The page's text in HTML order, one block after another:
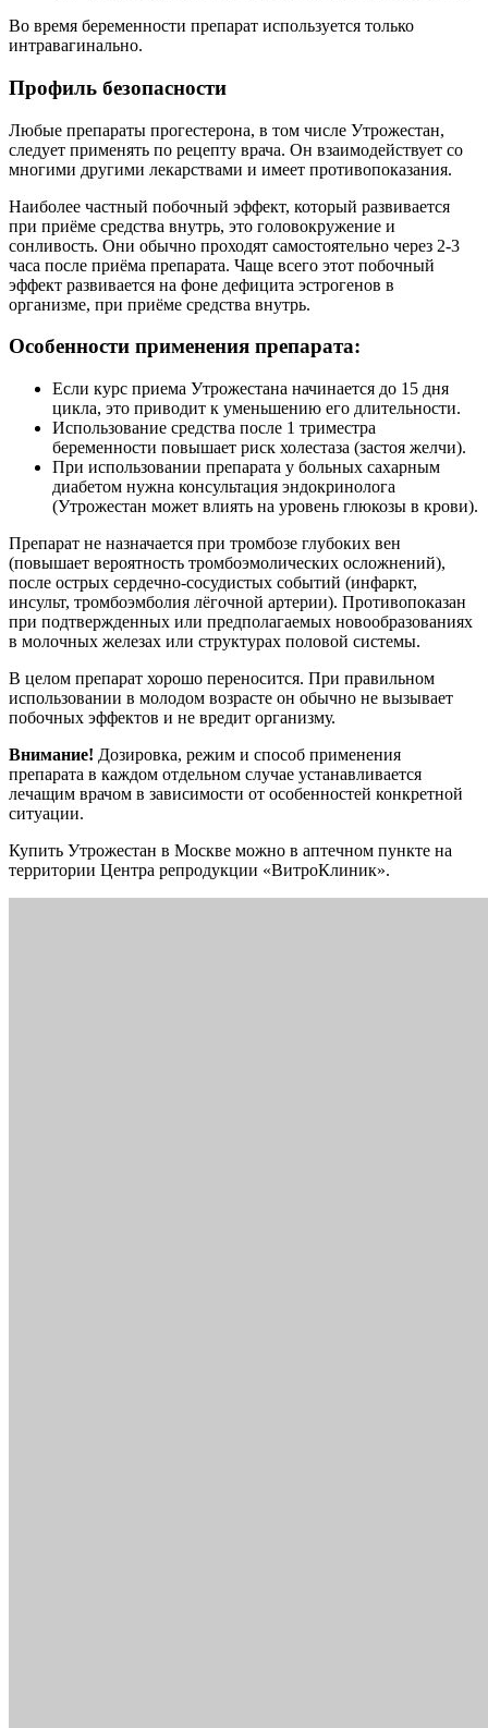
Во время беременности препарат используется только
интравагинально.
Профиль безопасности
Любые препараты прогестерона, в том числе Утрожестан,
следует применять по рецепту врача. Он взаимодействует со
многими другими лекарствами и имеет противопоказания.
Наиболее частный побочный эффект, который развивается
при приёме средства внутрь, это головокружение и
сонливость. Они обычно проходят самостоятельно через 2-3
часа после приёма препарата. Чаще всего этот побочный
эффект развивается на фоне дефицита эстрогенов в
организме, при приёме средства внутрь.
Особенности применения препарата:
Если курс приема Утрожестана начинается до 15 дня
цикла, это приводит к уменьшению его длительности.
Использование средства после 1 триместра
беременности повышает риск холестаза (застоя желчи).
При использовании препарата у больных сахарным
диабетом нужна консультация эндокринолога
(Утрожестан может влиять на уровень глюкозы в крови).
Препарат не назначается при тромбозе глубоких вен
(повышает вероятность тромбоэмолических осложнений),
после острых сердечно-сосудистых событий (инфаркт,
инсульт, тромбоэмболия лёгочной артерии). Противопоказан
при подтвержденных или предполагаемых новообразованиях
в молочных железах или структурах половой системы.
В целом препарат хорошо переносится. При правильном
использовании в молодом возрасте он обычно не вызывает
побочных эффектов и не вредит организму.
Внимание! Дозировка, режим и способ применения
препарата в каждом отдельном случае устанавливается
лечащим врачом в зависимости от особенностей конкретной
ситуации.
Купить Утрожестан в Москве можно в аптечном пункте на
территории Центра репродукции «ВитроКлиник».